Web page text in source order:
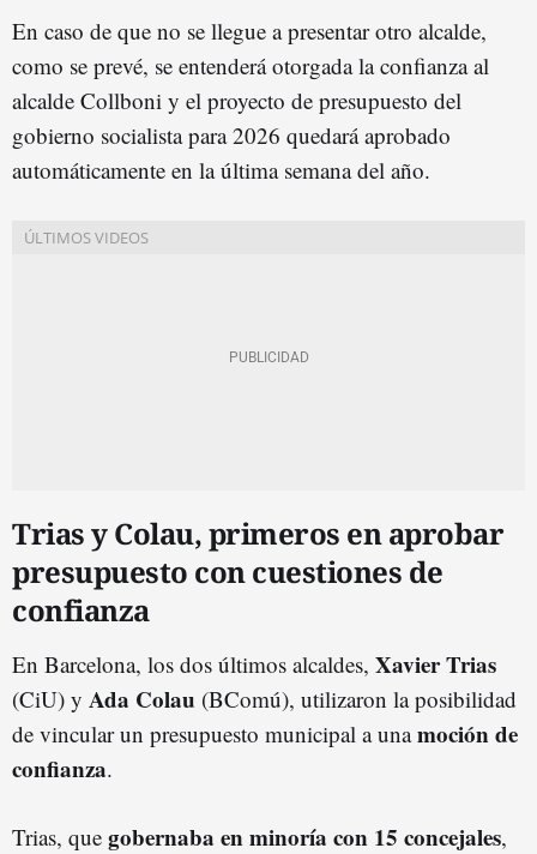
En caso de que no se llegue a presentar otro alcalde,
como se prevé, se entenderá otorgada la confianza al
alcalde Collboni y el proyecto de presupuesto del
gobierno socialista para 2026 quedará aprobado
automáticamente en la última semana del año.
Trias y Colau, primeros en aprobar
presupuesto con cuestiones de
confianza
En Barcelona, los dos últimos alcaldes, Xavier Trias
(CiU) y Ada Colau (BComú), utilizaron la posibilidad
de vincular un presupuesto municipal a unamoción de
confianza.
Trias, que gobernaba en minoría con 15 concejales,